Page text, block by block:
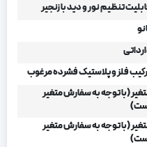
تنظیم نور و دید با زنجیر
فلز و پلاستیک فشرده مرغوب
(با توجه به سفارش متغیر
(با توجه به سفارش متغیر